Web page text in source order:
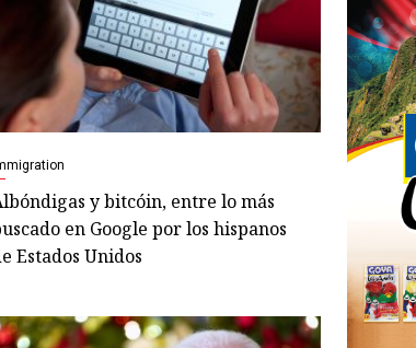
y bitcóin, entre lo más
en Google por los hispanos
Estados Unidos